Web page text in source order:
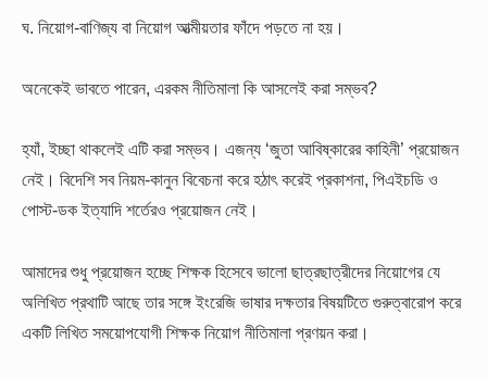
ঘ. নিয়োগ-বাণিজ্য বা নিয়োগ আত্মীয়তার ফাঁদে পড়তে না হয়।
অনেকেই ভাবতে পারেন, এরকম নীতিমালা কি আসলেই করা সম্ভব?
হ্যাঁ, ইচ্ছা থাকলেই এটি করা সম্ভব। এজন্য ‘জুতা আবিষ্কারের কাহিনী’ প্রয়োজন
নেই। বিদেশি সব নিয়ম-কানুন বিবেচনা করে হঠাৎ করেই প্রকাশনা, পিএইচডি ও
পোস্ট-ডক ইত্যাদি শর্তেরও প্রয়োজন নেই।
আমাদের শুধু প্রয়োজন হচ্ছে শিক্ষক হিসেবে ভালো ছাত্রছাত্রীদের নিয়োগের যে
অলিখিত প্রথাটি আছে তার সঙ্গে ইংরেজি ভাষার দক্ষতার বিষয়টিতে গুরুত্বারোপ করে
একটি লিখিত সময়োপযোগী শিক্ষক নিয়োগ নীতিমালা প্রণয়ন করা।